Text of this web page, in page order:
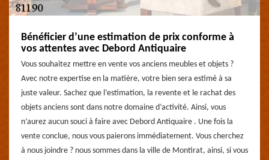
Bénéficier d’une estimation de prix conforme à
vos attentes avec Debord Antiquaire
Vous souhaitez mettre en vente vos anciens meubles et objets ?
Avec notre expertise en la matière, votre bien sera estimé à sa
juste valeur. Sachez que l’estimation, la revente et le rachat des
objets anciens sont dans notre domaine d’activité. Ainsi, vous
n’aurez aucun souci à faire avec Debord Antiquaire . Une fois la
vente conclue, nous vous paierons immédiatement. Vous cherchez
à nous joindre ? nous sommes dans la ville de Montirat, ainsi, si vous